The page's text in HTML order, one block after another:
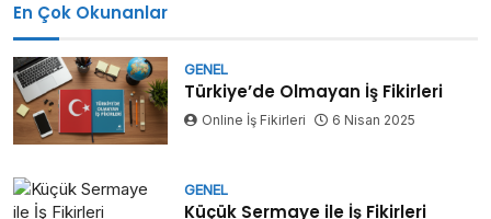
En Çok Okunanlar
GENEL
Türkiye’de Olmayan İş Fikirleri
Online İş Fikirleri 6 Nisan 2025
GENEL
Küçük Sermaye ile İş Fikirleri